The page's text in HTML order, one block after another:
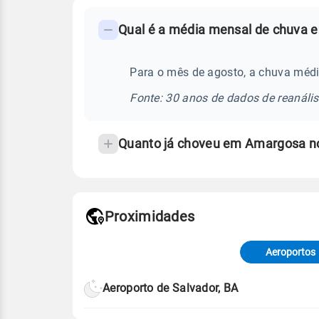
frequentes
temperatura
Qual é a média mensal de chuva
Para o mês de agosto, a chuva
Fonte: 30 anos de dados de
Quanto já choveu em Amargosa
de Tempo e Estudos Climáticos
Proximidades
Aeroportos
Aeroporto de Salvador, BA